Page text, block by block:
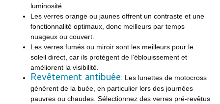
luminosité.
Les verres orange ou jaunes offrent un contraste et une
fonctionnalité optimaux, donc meilleurs par temps
nuageux ou couvert.
Les verres fumés ou miroir sont les meilleurs pour le
soleil direct, car ils protègent de l'éblouissement et
améliorent la visibilité.
Revêtement antibuée: Les lunettes de motocross
génèrent de la buée, en particulier lors des journées
pauvres ou chaudes. Sélectionnez des verres pré-revêtus